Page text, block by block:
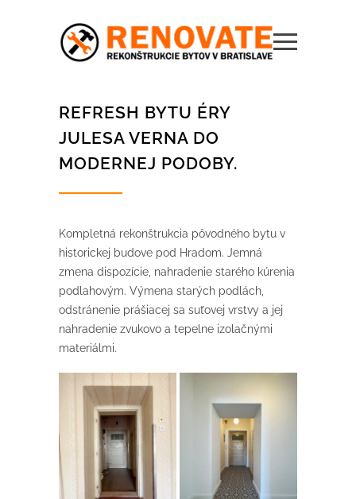
REFRESH BYTU ÉRY
JULESA VERNA DO
MODERNEJ PODOBY.
Kompletná rekonštrukcia pôvodného bytu v
historickej budove pod Hradom. Jemná
zmena dispozície, nahradenie starého kúrenia
podlahovým. Výmena starých podlách,
odstránenie prášiacej sa suťovej vrstvy a jej
nahradenie zvukovo a tepelne izolačnými
materiálmi.